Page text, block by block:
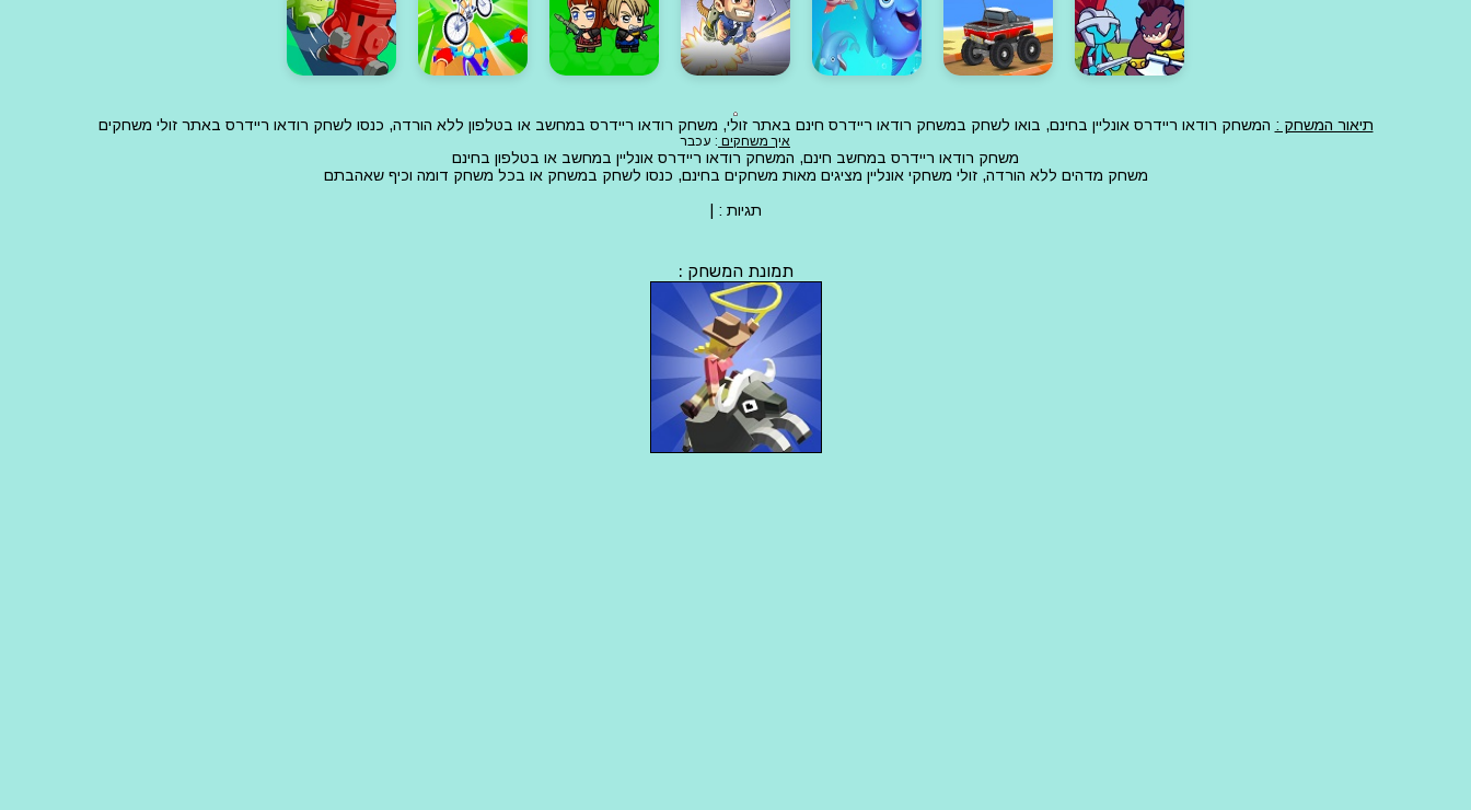
תיאור המשחק : המשחק רודאו ריידרס אונליין בחינם, בואו לשחק במשחק רודאו ריידרס חינם באתר זולי, משחק רודאו ריידרס במחשב או בטלפון ללא הורדה, כנסו לשחק רודאו ריידרס באתר זולי משחקים
איך משחקים : עכבר
משחק רודאו ריידרס במחשב חינם, המשחק רודאו ריידרס אונליין במחשב או בטלפון בחינם
משחק מדהים ללא הורדה, זולי משחקי אונליין מציגים מאות משחקים בחינם, כנסו לשחק במשחק או בכל משחק דומה וכיף שאהבתם
תגיות :
תמונת המשחק :